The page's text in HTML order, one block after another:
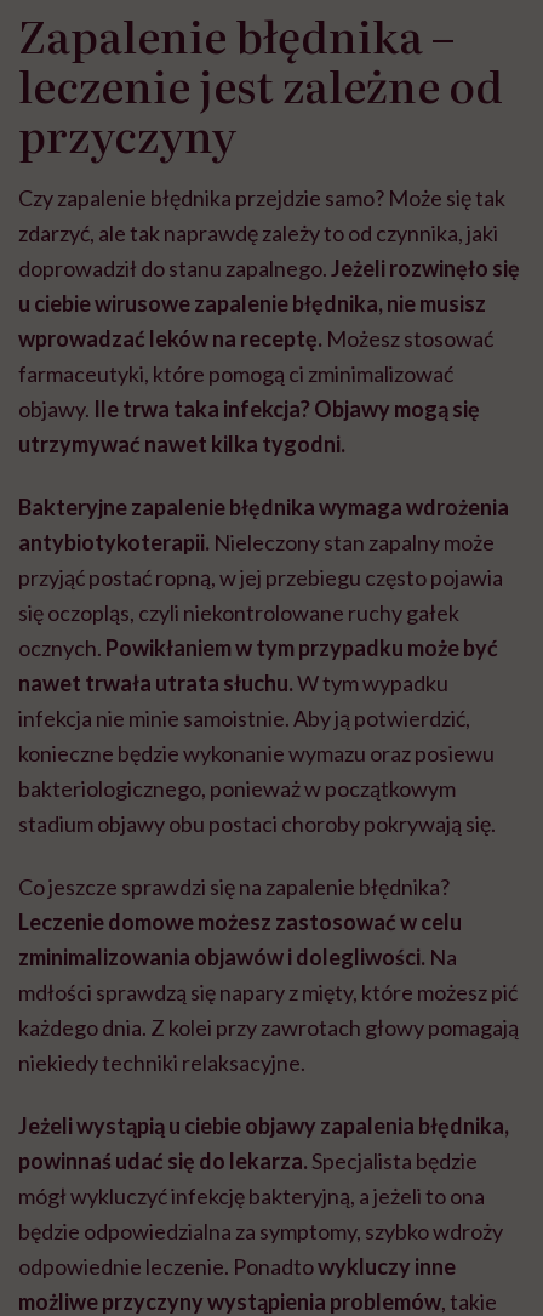
Zapalenie błędnika –
leczenie jest zależne od
przyczyny
Czy zapalenie błędnika przejdzie samo? Może się tak
zdarzyć, ale tak naprawdę zależy to od czynnika, jaki
doprowadził do stanu zapalnego.Jeżeli rozwinęło się
u ciebie wirusowe zapalenie błędnika, nie musisz
wprowadzać leków na receptę. Możesz stosować
farmaceutyki, które pomogą ci zminimalizować
objawy. Ile trwa taka infekcja? Objawy mogą się
utrzymywać nawet kilka tygodni.
Bakteryjne zapalenie błędnika wymaga wdrożenia
antybiotykoterapii. Nieleczony stan zapalny może
przyjąć postać ropną, w jej przebiegu często pojawia
się oczopląs, czyli niekontrolowane ruchy gałek
ocznych. Powikłaniem w tym przypadku może być
nawet trwała utrata słuchu.W tym wypadku
infekcja nie minie samoistnie. Aby ją potwierdzić,
konieczne będzie wykonanie wymazu oraz posiewu
bakteriologicznego, ponieważ w początkowym
stadium objawy obu postaci choroby pokrywają się.
Co jeszcze sprawdzi się na zapalenie błędnika?
Leczenie domowe możesz zastosować w celu
zminimalizowania objawów i dolegliwości. Na
mdłości sprawdzą się napary z mięty, które możesz pić
każdego dnia. Z kolei przy zawrotach głowy pomagają
niekiedy techniki relaksacyjne.
Jeżeli wystąpią u ciebie objawy zapalenia błędnika,
powinnaś udać się do lekarza.Specjalista będzie
mógł wykluczyć infekcję bakteryjną, a jeżeli to ona
będzie odpowiedzialna za symptomy, szybko wdroży
odpowiednie leczenie. Ponadtowykluczy inne
możliwe przyczyny wystąpienia problemów, takie